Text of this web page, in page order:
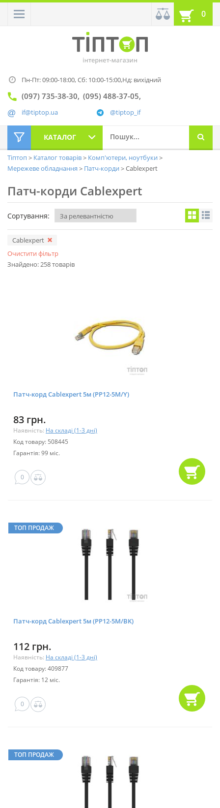
0
Пн-Пт: 09:00-18:00,Сб: 10:00-15:00,Нд: вихідний
(097) 735-38-30 (095) 488-37-05
@tiptop_if
if@tiptop.ua
КАТАЛОГ
Тіптоп Каталог товарів
Комп'ютери, ноутбуки
Мережеве обладнання
Патч-корди Cablexpert
Патч-корди Cablexpert
Сортування:
Cablexpert
Очистити фільтр
Знайдено: 258 товарів
Патч-корд Cablexpert 5м (PP12-5M/Y)
83 грн.
Наявність: На складі (1-3 дні)
Код товару: 508445
Гарантія: 99 міс.
0
ТОП ПРОДАЖ
Патч-корд Cablexpert 5м (PP12-5M/BK)
112 грн.
Наявність: На складі (1-3 дні)
Код товару: 409877
Гарантія: 12 міс.
0
ТОП ПРОДАЖ